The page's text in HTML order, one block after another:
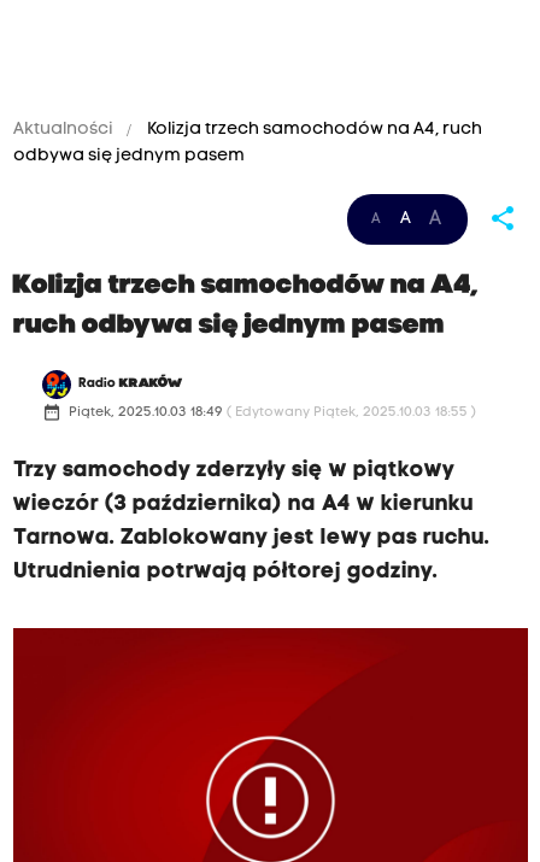
Aktualności
Kolizja trzech samochodów na A4, ruch
odbywa się jednym pasem
A A A share
Kolizja trzech samochodów na A4,
ruch odbywa się jednym pasem
Radio KRAKÓW
date_range Piątek, 2025.10.03 18:49 ( Edytowany Piątek, 2025.10.03 18:55 )
Trzy samochody zderzyły się w piątkowy
wieczór (3 października) na A4 w kierunku
Tarnowa. Zablokowany jest lewy pas ruchu.
Utrudnienia potrwają półtorej godziny.